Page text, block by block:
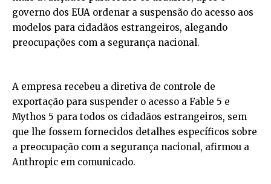
governo dos EUA ordenar a suspensão do acesso aos
modelos para cidadãos estrangeiros, alegando
preocupações com a segurança nacional.
A empresa recebeu a diretiva de controle de
exportação para suspender o acesso a Fable 5 e
Mythos 5 para todos os cidadãos estrangeiros, sem
que lhe fossem fornecidos detalhes específicos sobre
a preocupação com a segurança nacional, afirmou a
Anthropic em comunicado.